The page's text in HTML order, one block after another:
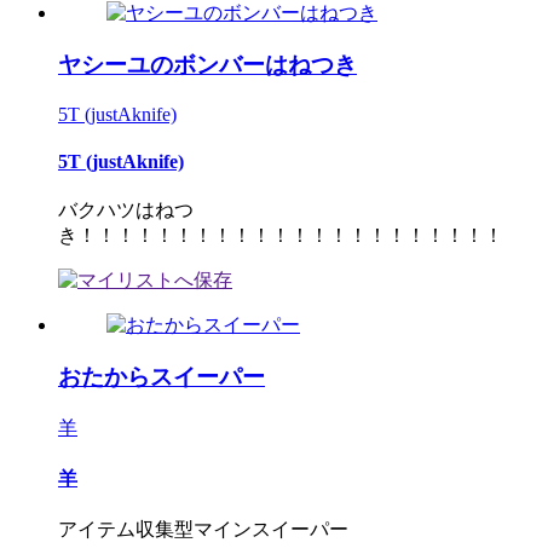
ヤシーユのボンバーはねつき
5T (justAknife)
5T (justAknife)
バクハツはねつ
き！！！！！！！！！！！！！！！！！！！！！！
おたからスイーパー
羊
羊
アイテム収集型マインスイーパー